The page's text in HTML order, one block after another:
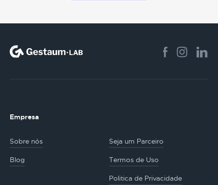
Empresa
Sobre nós Seja um Parceiro
Blog Termos de Uso
Politica de Privacidade